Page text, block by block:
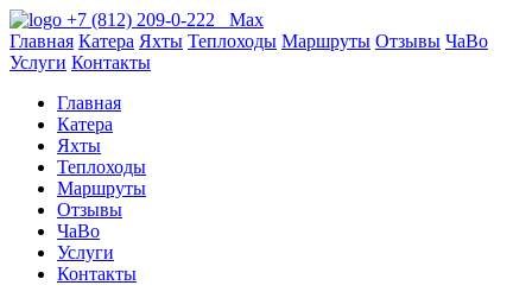
+7 (812) 209-0-222
Max
Главная Катера Яхты Теплоходы Маршруты Отзывы ЧаВо
Услуги Контакты
Главная
Катера
Яхты
Теплоходы
Маршруты
Отзывы
ЧаВо
Услуги
Контакты